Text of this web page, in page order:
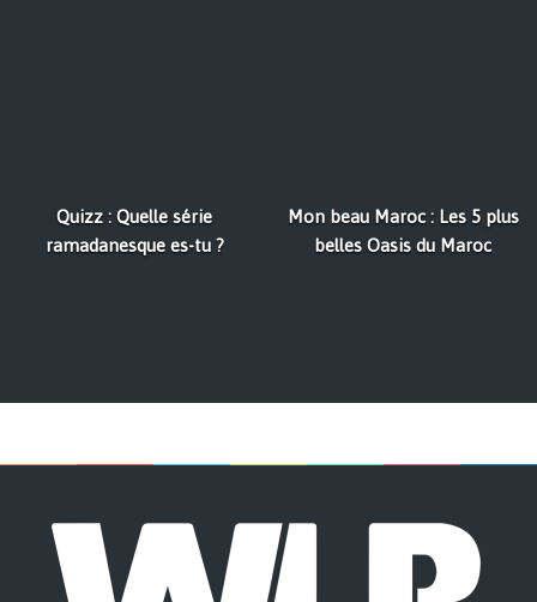
Quizz : Quelle série
ramadanesque es-tu ?
Mon beau Maroc : Les 5 plus
belles Oasis du Maroc